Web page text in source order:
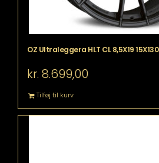
OZ Ultraleggera HLT CL 8,5X19 15X130
kr. 8.699,00
Tilføj til kurv